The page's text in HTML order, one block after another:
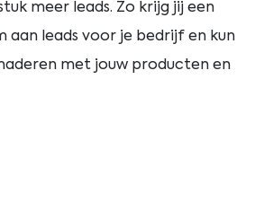
meer leads. Zo krijg jij een
aan leads voor je bedrijf en kun
met jouw producten en